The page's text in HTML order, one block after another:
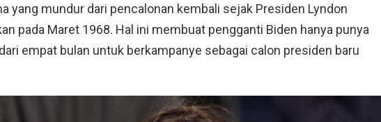
yang mundur dari pencalonan kembali sejak Presiden Lyndon
pada Maret 1968. Hal ini membuat pengganti Biden hanya punya
empat bulan untuk berkampanye sebagai calon presiden baru